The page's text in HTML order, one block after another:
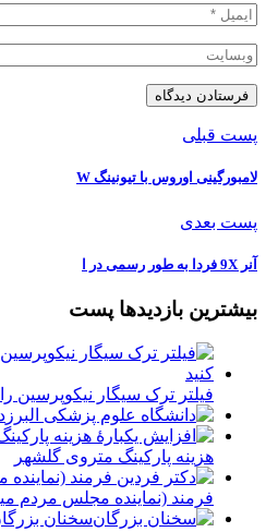
پست قبلی
لامبورگینی اوروس با تیونینگ W
پست بعدی
آنر 9X فردا به طور رسمی در ا
بیشترین بازدیدها پست
فیلتر ترک سیگار نیکوپرسین
هزینه پارکینگ متروی گلشهر
فرمند (نماينده مجلس مردم
سخنان